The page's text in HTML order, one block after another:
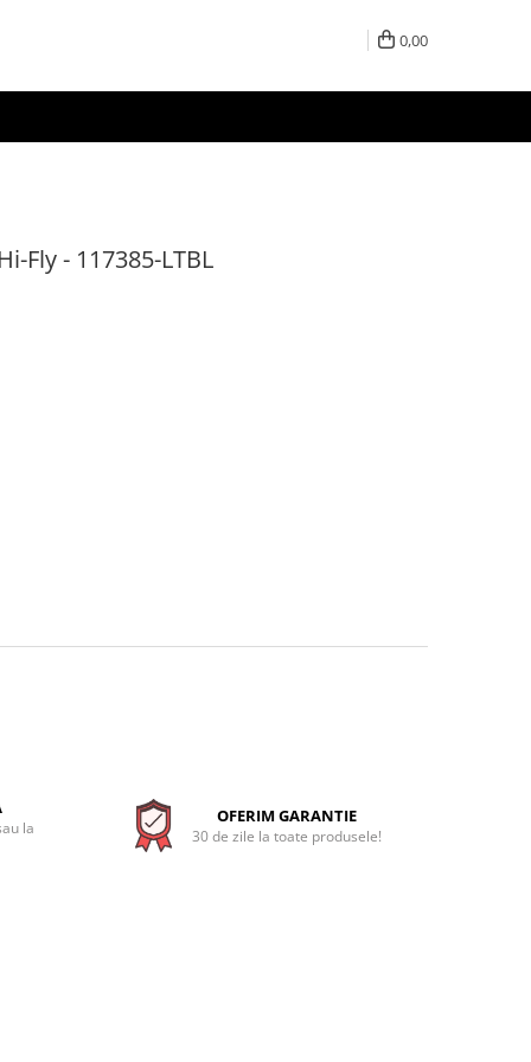
0,00
Fly - 117385-LTBL
la
OFERIM GARANTIE
30 de zile la toate produsele!